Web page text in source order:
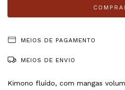
MEIOS DE PAGAMENTO
MEIOS DE ENVIO
Kimono fluído, com mangas